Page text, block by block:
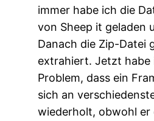
immer habe ich die
von Sheep it geladen
Danach die Zip-Datei
extrahiert. Jetzt habe
Problem, dass ein
sich an
wiederholt, obwohl